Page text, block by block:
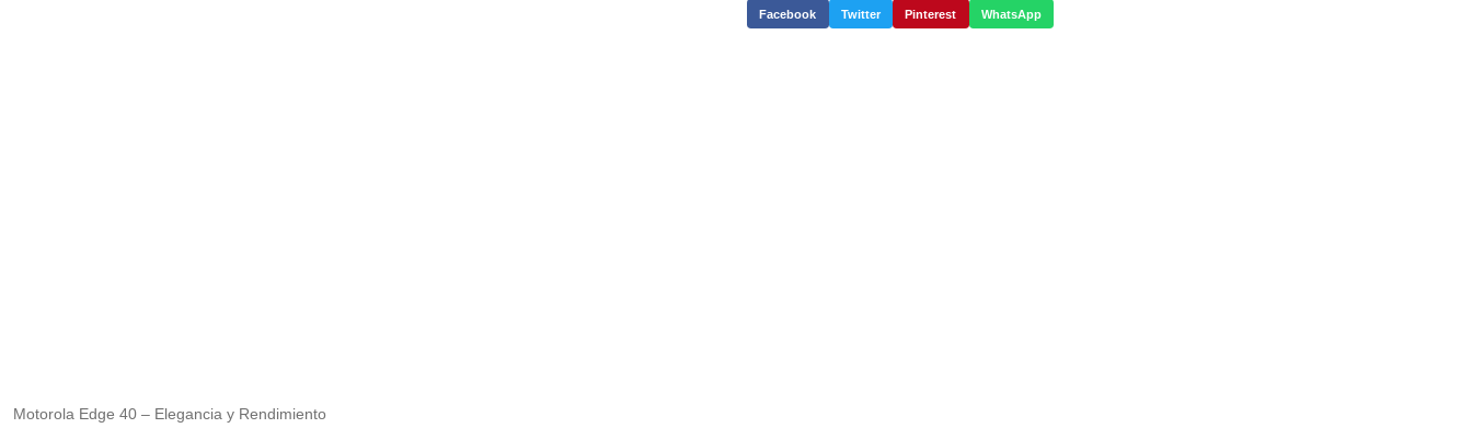
Facebook Twitter Pinterest WhatsApp
Motorola Edge 40 – Elegancia y Rendimiento